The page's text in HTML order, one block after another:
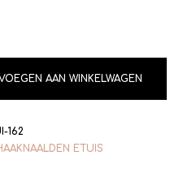
AAN WINKELWAGEN
162
ETUIS